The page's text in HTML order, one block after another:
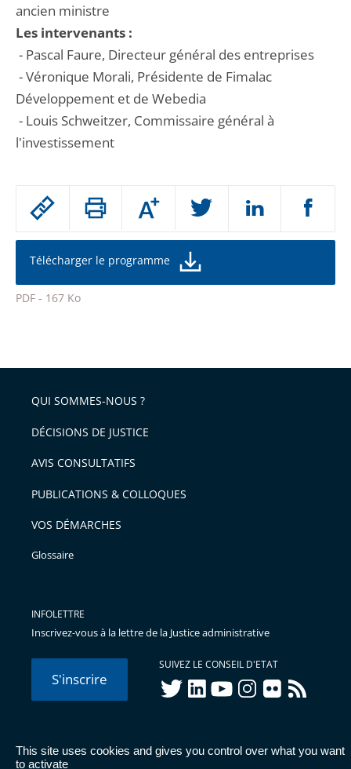
This site uses cookies and gives you control over what you want
to activate
Passer
partage
de
l'article
pour
Augmenter
ou
la
de
police
Télécharger le programme
PDF - 167 Ko
l'article
pour
avant
ancien ministre
Les intervenants :
- Pascal Faure, Directeur général des entreprises
- Véronique Morali, Présidente de Fimalac
Développement et de Webedia
- Louis Schweitzer, Commissaire général à
l'investissement
QUI SOMMES-NOUS ?
DÉCISIONS DE JUSTICE
AVIS CONSULTATIFS
PUBLICATIONS & COLLOQUES
VOS DÉMARCHES
Glossaire
INFOLETTRE
Inscrivez-vous à la lettre de la Justice administrative
S'inscrire
SUIVEZ LE CONSEIL D'ETAT
twitterlinkedInyoutubeinstagram
flickr rss
© Conseil d'État 2026 - Mentions légales
Données